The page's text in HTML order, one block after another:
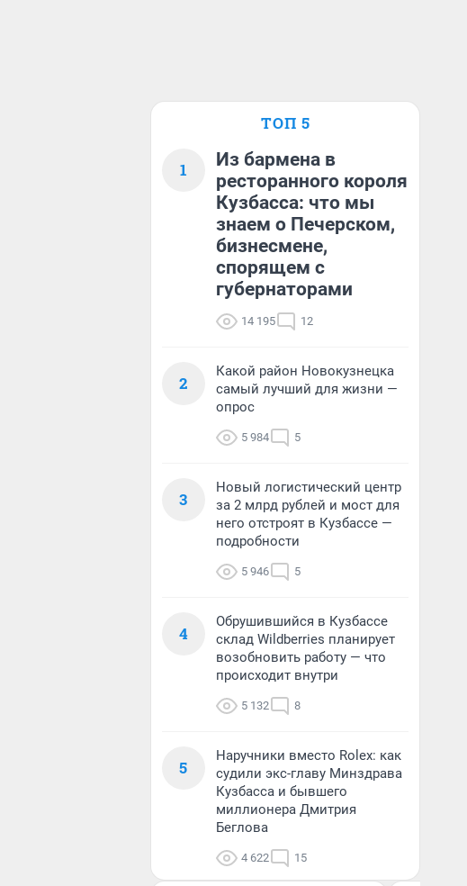
ТОП 5
1
Из бармена в
ресторанного короля
Кузбасса: что мы
знаем о Печерском,
бизнесмене,
спорящем с
губернаторами
14 195 12
2
Какой район Новокузнецка
самый лучший для жизни —
опрос
5 984 5
3
Новый логистический центр
за 2 млрд рублей и мост для
него отстроят в Кузбассе —
подробности
5 946 5
4
Обрушившийся в Кузбассе
склад Wildberries планирует
возобновить работу — что
происходит внутри
5 132 8
5
Наручники вместо Rolex: как
судили экс-главу Минздрава
Кузбасса и бывшего
миллионера Дмитрия
Беглова
4 622 15